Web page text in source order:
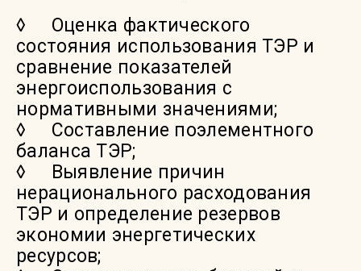
◊ Оценка фактического
состояния использования ТЭР и
сравнение показателей
энергоиспользования с
нормативными значениями;
◊ Составление поэлементного
баланса ТЭР;
◊ Выявление причин
нерационального расходования
ТЭР и определение резервов
экономии энергетических
ресурсов;